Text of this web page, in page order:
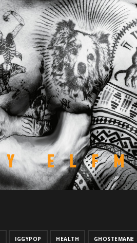
IGGYPOP HEALTH GHOSTEMANE